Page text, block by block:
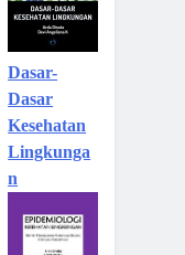
Dasar-
Dasar
Kesehatan
Lingkunga
n